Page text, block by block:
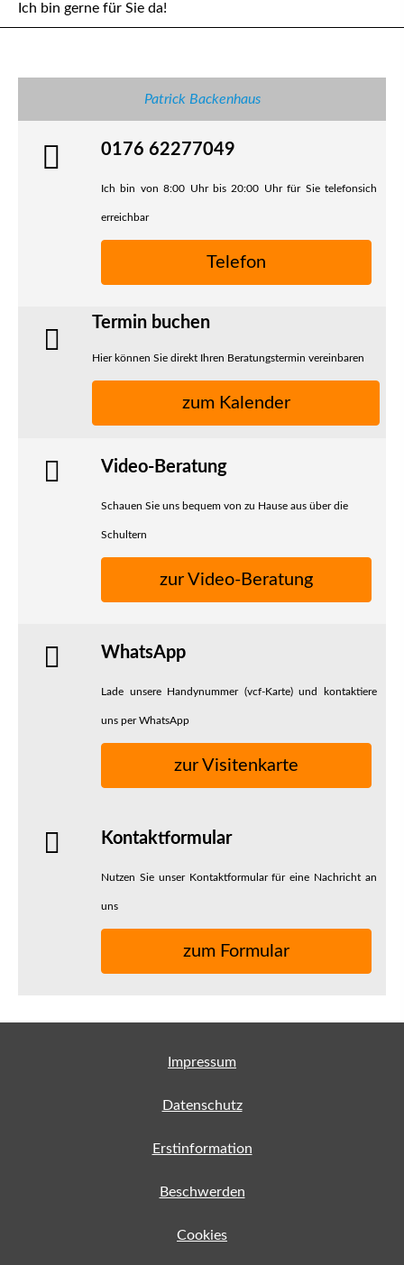
Ich bin gerne für Sie da!
Patrick Backenhaus
0176 62277049
Ich bin von 8:00 Uhr bis 20:00 Uhr für Sie telefonsich
erreichbar
Telefon
Termin buchen
Hier können Sie direkt Ihren Beratungstermin vereinbaren
zum Kalender
Video-Beratung
Schauen Sie uns bequem von zu Hause aus über die
Schultern
zur Video-Beratung
WhatsApp
Lade unsere Handynummer (vcf-Karte) und kontaktiere
uns per WhatsApp
zur Visitenkarte
Kontaktformular
Nutzen Sie unser Kontaktformular für eine Nachricht an
uns
zum Formular
Impressum
Datenschutz
Erstinformation
Beschwerden
Cookies